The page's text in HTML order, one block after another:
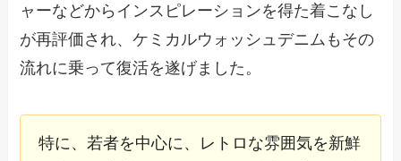
ャーなどからインスピレーションを得た着こなし
が再評価され、ケミカルウォッシュデニムもその
流れに乗って復活を遂げました。
特に、若者を中心に、レトロな雰囲気を新鮮